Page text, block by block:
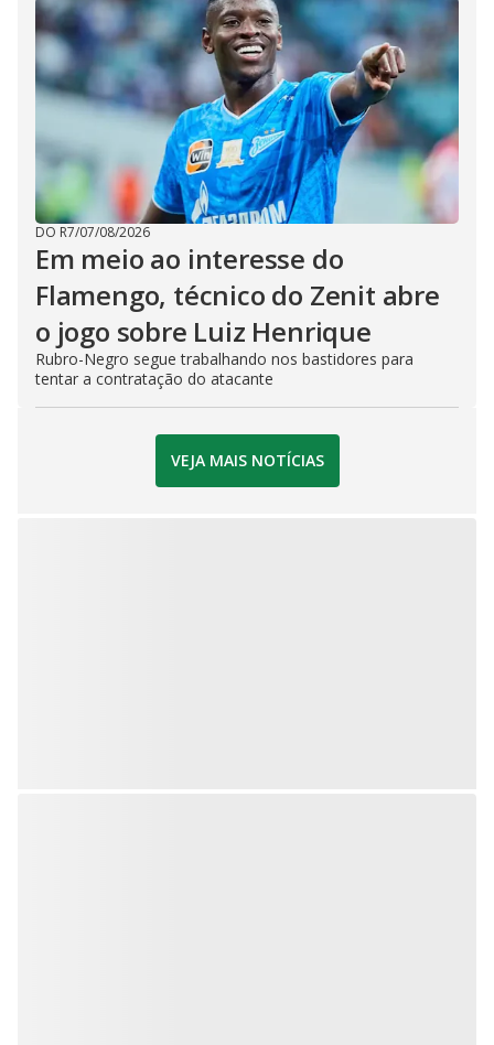
DO R7/07/08/2026
Em meio ao interesse do
Flamengo, técnico do Zenit abre
o jogo sobre Luiz Henrique
Rubro-Negro segue trabalhando nos bastidores para
tentar a contratação do atacante
VEJA MAIS NOTÍCIAS